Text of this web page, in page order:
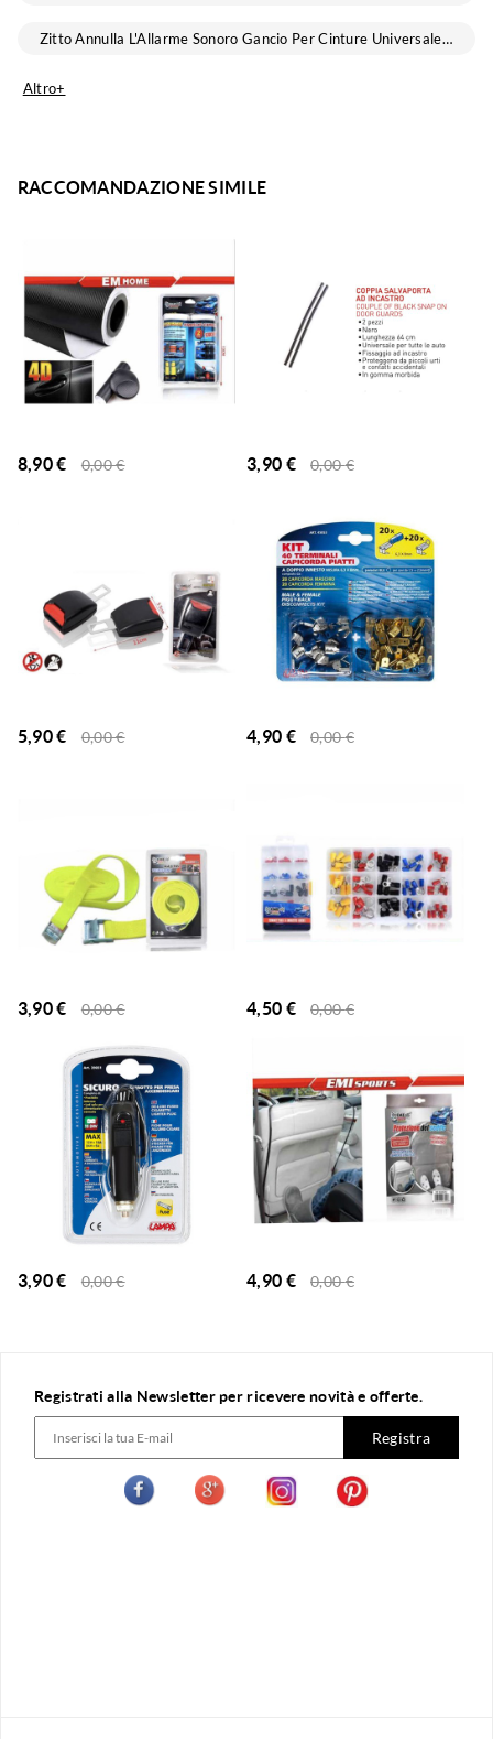
Zitto Annulla L'Allarme Sonoro Gancio Per Cinture Universale，8000692723999
Altro+
RACCOMANDAZIONE SIMILE
8,90€ 0,00€ 3,90 € 0,00€
5,90€ 0,00€ 4,90 € 0,00€
3,90€ 0,00€ 4,50 € 0,00€
3,90€ 0,00€ 4,90 € 0,00€
Registrati alla Newsletter per ricevere novità e offerte.
Registra